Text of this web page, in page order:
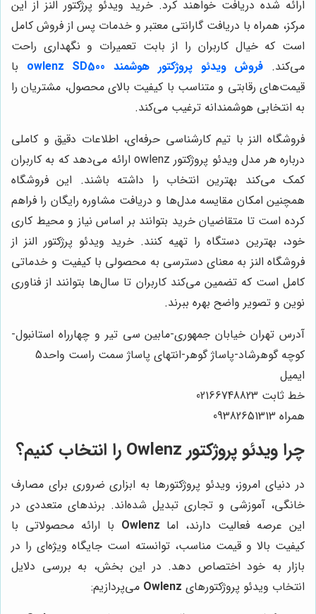
ارائه شده دریافت خواهند کرد. خرید ویدئو پرژکتور النز از این
مرکز، همراه با دریافت گارانتی معتبر و خدمات پس از فروش کامل
است که خیال کاربران را از بابت تعمیرات و نگهداری راحت
می‌کند. فروش ویدئو پروژکتور هوشمند owlenz SD500
با
قیمت‌های رقابتی و متناسب با کیفیت بالای محصول، مشتریان را
به انتخابی هوشمندانه ترغیب می‌کند.
فروشگاه النز با تیم کارشناسی حرفه‌ای، اطلاعات دقیق و کاملی
درباره هر مدل ویدئو پروژکتور owlenz ارائه می‌دهد که به کاربران
کمک می‌کند بهترین انتخاب را داشته باشند. این فروشگاه
همچنین امکان مقایسه مدل‌ها و دریافت مشاوره رایگان را فراهم
کرده است تا متقاضیان خرید بتوانند بر اساس نیاز و محیط کاری
خود، بهترین دستگاه را تهیه کنند. خرید ویدئو پرژکتور النز از
فروشگاه النز به معنای دسترسی به محصولی با کیفیت و خدماتی
کامل است که تضمین می‌کند کاربران تا سال‌ها بتوانند از فناوری
نوین و تصویر واضح بهره ببرند.
آدرس تهران خیابان جمهوری-مابین سی تیر و چهارراه استانبول-
کوچه گوهرشاد-پاساژ گوهر-انتهای پاساژ سمت راست واحد5
ایمیل
خط ثابت 02166748823
همراه 09382651313
چرا ویدئو پروژکتور Owlenz را انتخاب کنیم؟
در دنیای امروز، ویدئو پروژکتورها به ابزاری ضروری برای مصارف
خانگی، آموزشی و تجاری تبدیل شده‌اند. برندهای متعددی در
این عرصه فعالیت دارند، اما Owlenz با ارائه محصولاتی با
کیفیت بالا و قیمت مناسب، توانسته است جایگاه ویژه‌ای را در
بازار به خود اختصاص دهد. در این بخش، به بررسی دلایل
انتخاب ویدئو پروژکتورهای Owlenz می‌پردازیم: